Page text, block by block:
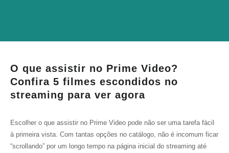
O que assistir no Prime Video?
Confira 5 filmes escondidos no
streaming para ver agora
Escolher o que assistir no Prime Video pode não ser uma tarefa fácil
à primeira vista. Com tantas opções no catálogo, não é incomum ficar
“scrollando” por um longo tempo na página inicial do streaming até